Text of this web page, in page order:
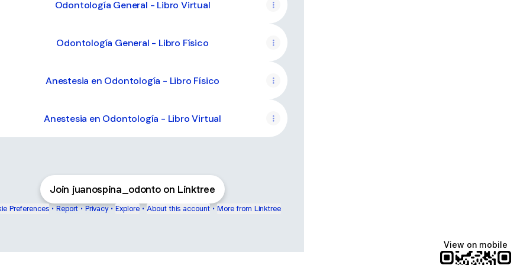
Odontología General - Libro Virtual
Odontología General - Libro Físico
Anestesia en Odontología - Libro Físico
Anestesia en Odontología - Libro Virtual
Join juanospina_odonto on Linktree
Preferences • Report • Privacy • Explore • About this account • More from Linktree
View on mobile